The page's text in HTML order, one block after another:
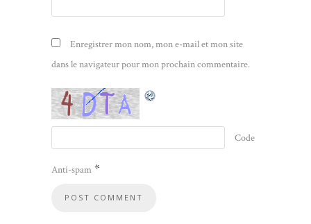
Enregistrer mon nom, mon e-mail et mon site
dans le navigateur pour mon prochain commentaire.
Code
Anti-spam *